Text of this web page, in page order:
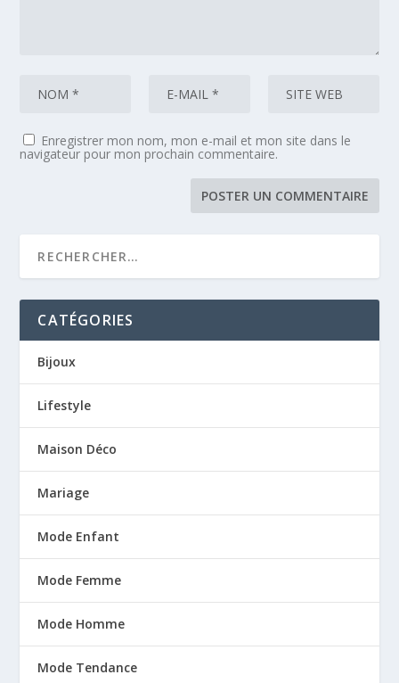
Enregistrer mon nom, mon e-mail et mon site dans le
navigateur pour mon prochain commentaire.
CATÉGORIES
Bijoux
Lifestyle
Maison Déco
Mariage
Mode Enfant
Mode Femme
Mode Homme
Mode Tendance